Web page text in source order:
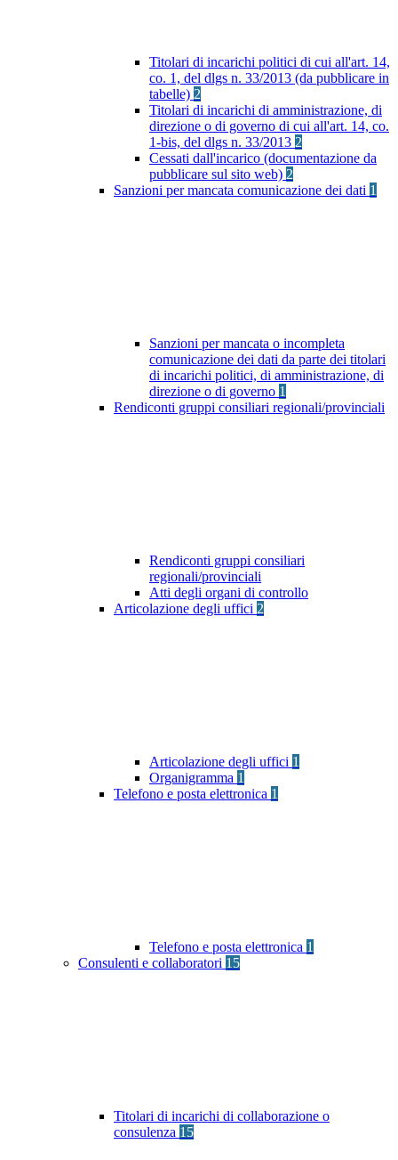
Titolari di incarichi politici di cui all'art. 14,
co. 1, del dlgs n. 33/2013 (da pubblicare in
tabelle) 2
Titolari di incarichi di amministrazione, di
direzione o di governo di cui all'art. 14, co.
1-bis, del dlgs n. 33/2013 2
Cessati dall'incarico (documentazione da
pubblicare sul sito web) 2
Sanzioni per mancata comunicazione dei dati 1
Sanzioni per mancata o incompleta
comunicazione dei dati da parte dei titolari
di incarichi politici, di amministrazione, di
direzione o di governo 1
Rendiconti gruppi consiliari regionali/provinciali
Rendiconti gruppi consiliari
regionali/provinciali
Atti degli organi di controllo
Articolazione degli uffici 2
Articolazione degli uffici 1
Organigramma 1
Telefono e posta elettronica 1
Telefono e posta elettronica 1
Consulenti e collaboratori 15
Titolari di incarichi di collaborazione o
consulenza 15